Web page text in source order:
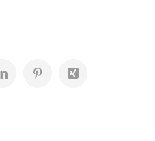
LinkedInPinterestXing